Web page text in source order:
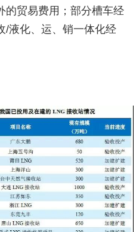
的贸易费用；部分槽车经
/液化、运、销一体化经